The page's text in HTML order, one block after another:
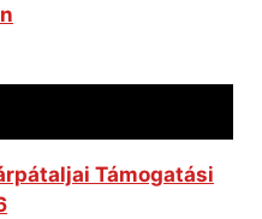
Támogatási